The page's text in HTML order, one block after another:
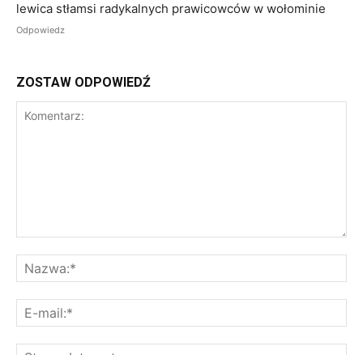
lewica stłamsi radykalnych prawicowców w wołominie
Odpowiedz
ZOSTAW ODPOWIEDŹ